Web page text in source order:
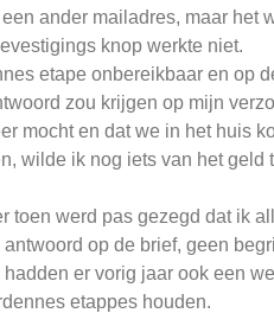
ander mailadres, maar het
knop werkte niet.
etape onbereikbaar en op
zou krijgen op mijn
mocht en dat we in het huis
wilde ik nog iets van het
toen werd pas gezegd dat ik
op de brief, geen
hadden er vorig jaar ook een
etappes houden.